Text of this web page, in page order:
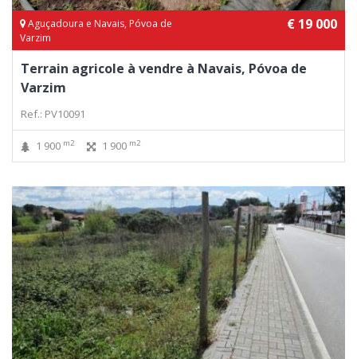
Aguçadoura e Navais, Póvoa de
Varzim
€ 19 000
Terrain agricole à vendre à Navais, Póvoa de
Varzim
Ref.: PV10091
1 900 m2 1 900 m2